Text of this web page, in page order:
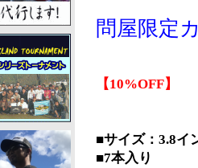
問屋限定
【10%OFF】
■サイズ：3.8イ
■7本入り